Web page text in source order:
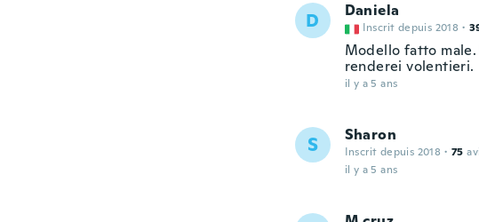
D Daniela
Inscrit depuis 2018 ·
Modello fatto male.
renderei volentieri.
il y a 5 ans
S Sharon
Inscrit depuis 2018 · 75
il y a 5 ans